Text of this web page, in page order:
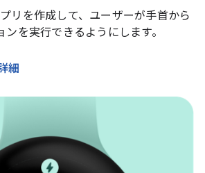
リを作成して、ユーザーが手首から
を実行できるようにします。
細